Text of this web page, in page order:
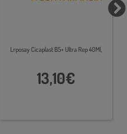
Lrposay Cicaplast B5+ Ultra Rep 40Ml,
13,10€